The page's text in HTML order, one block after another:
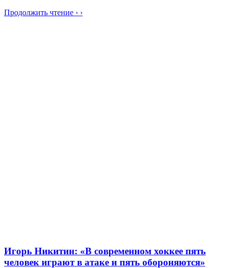
Продолжить чтение › ›
Игорь Никитин: «В современном хоккее пять
человек играют в атаке и пять обороняются»